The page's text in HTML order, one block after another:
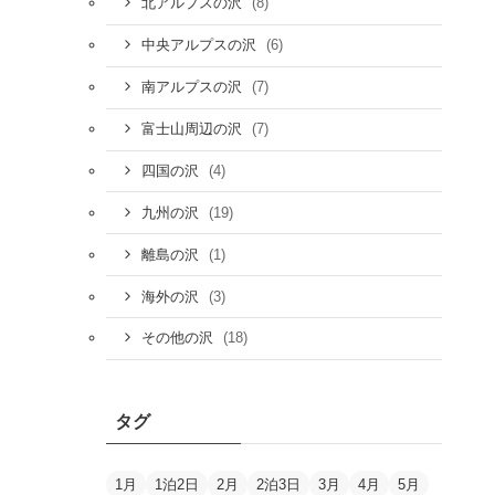
北アルプスの沢
中央アルプスの沢 (6)
南アルプスの沢 (7)
富士山周辺の沢 (7)
四国の沢 (4)
九州の沢 (19)
離島の沢 (1)
海外の沢 (3)
その他の沢 (18)
タグ
1月 1泊2日 2月 2泊3日 3月 4月 5月